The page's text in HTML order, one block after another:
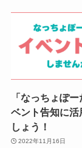
「なっちょぽ
ベント告知に活
しょう！
2022年11月16日